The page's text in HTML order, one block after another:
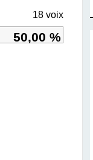
18 voix
50,00 %